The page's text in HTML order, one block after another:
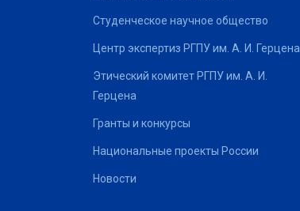
Студенческое научное общество
Центр экспертиз РГПУ им. А. И. Герцена
Этический комитет РГПУ им. А. И.
Герцена
Гранты и конкурсы
Национальные проекты России
Новости